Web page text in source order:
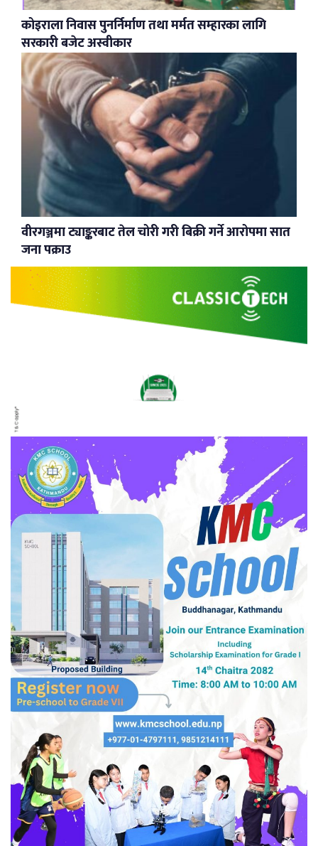
कोइराला निवास पुनर्निर्माण तथा मर्मत सम्हारका लागि
सरकारी बजेट अस्वीकार
वीरगञ्जमा ट्याङ्करबाट तेल चोरी गरी बिक्री गर्ने आरोपमा सात
जना पक्राउ